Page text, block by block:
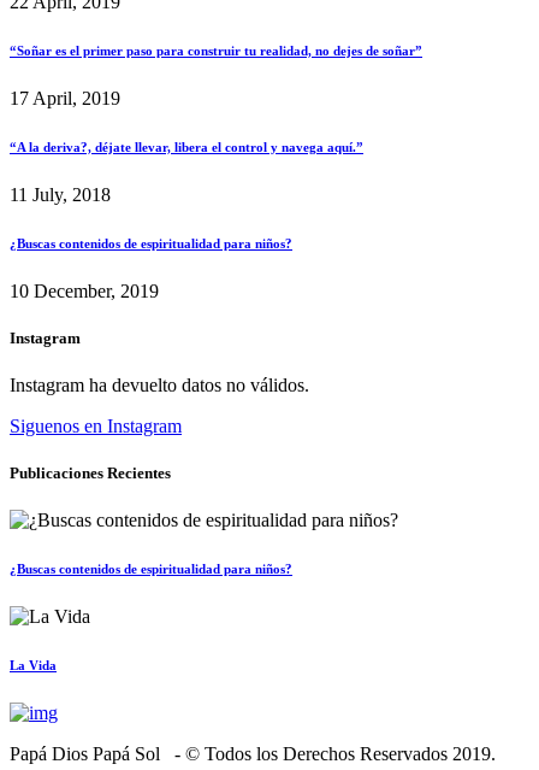
“Soñar es el primer paso para construir tu realidad, no dejes de soñar”
17 April, 2019
“A la deriva?, déjate llevar, libera el control y navega aquí.”
11 July, 2018
¿Buscas contenidos de espiritualidad para niños?
10 December, 2019
Instagram
Instagram ha devuelto datos no válidos.
Siguenos en Instagram
Publicaciones Recientes
¿Buscas contenidos de espiritualidad para niños?
La Vida
Papá Dios Papá Sol - © Todos los Derechos Reservados 2019.